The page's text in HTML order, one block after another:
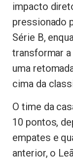
impacto
pressionado
Série B,
transformar
uma
cima da
O time da
10 pontos,
empates e
anterior, o